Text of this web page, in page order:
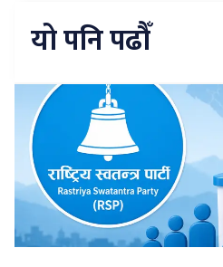
यो पनि पढौँ